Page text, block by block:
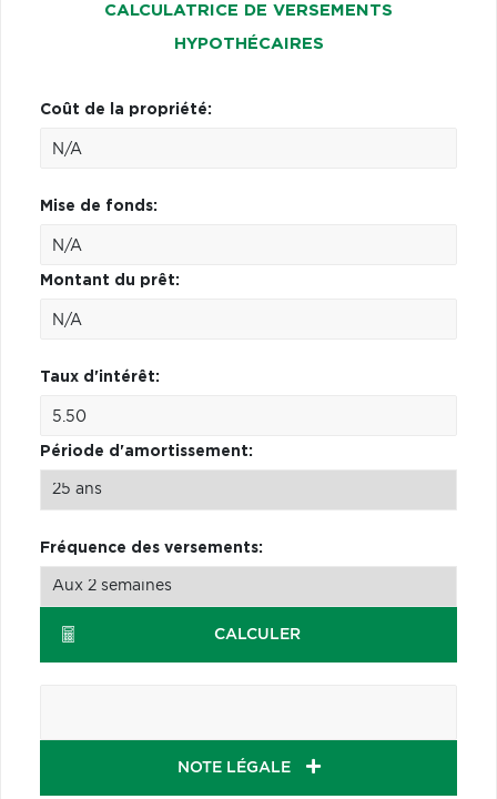
CALCULATRICE DE VERSEMENTS
HYPOTHÉCAIRES
Coût de la propriété:
Mise de fonds:
Montant du prêt:
Taux d'intérêt:
Période d'amortissement:
Fréquence des versements:
CALCULER
NOTE LÉGALE